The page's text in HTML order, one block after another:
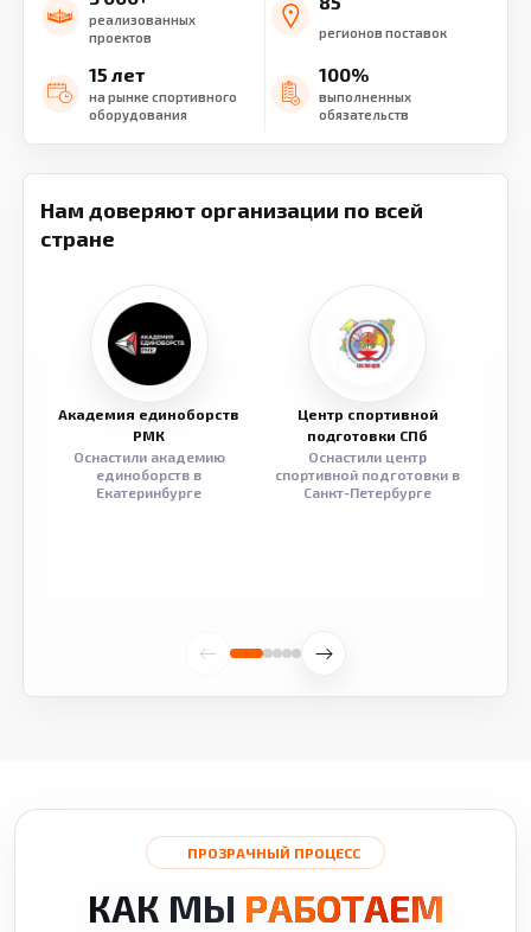
реализованных
проектов
регионов поставок
15 лет
на рынке спортивного
оборудования
100%
выполненных
обязательств
Нам доверяют организации по всей
стране
Академия единоборств
РМК
Оснастили академию
единоборств в
Екатеринбурге
Центр спортивной
подготовки СПб
Оснастили центр
спортивной подготовки в
Санкт-Петербурге
ПРОЗРАЧНЫЙ ПРОЦЕСС
КАК МЫ РАБОТАЕМ